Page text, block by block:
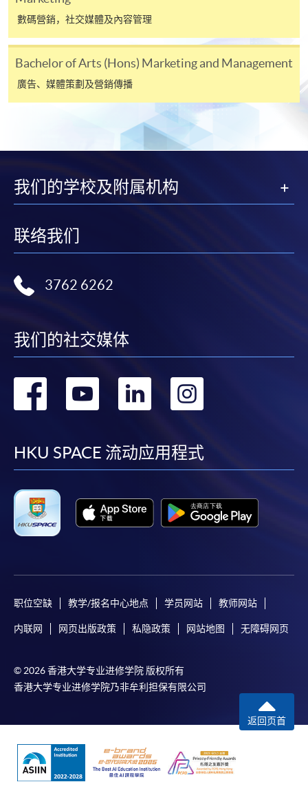
費以及所需證明文件呈交。
[下載報名表SF26]
申請學歷頒授及專業課程可能需要其他資料，報名
表可向報名中心或有關課程負責人索取。填妥申請
表格後，請連同報名費/學費以及所需證明文件親
往報名中心或以郵遞方式遞交。
報讀同一學歷頒授課程內其他單元
​學院為學歷頒授課程特設「註冊及學費通知」，適
用於一般學歷頒授課程。
課程負責人會為學員送上「註冊及學費通知」
有關繳費詳情，請參閱
人或報名中心。
選用網上報名服務必須在已接駁互聯網及支援
JavaScript程式瀏覽器的電腦上進行。建議選用
申請人不應閒置申請超過10分鐘。否則，申請人
必須重新開始整個申請程序。
統處理上為兩個不同的程序，成功付款並不保證成
快與 閣下聯絡。
程/科目只可提交一次申請。
在網上報名過程中，付款成功後，網頁將顯示付款
確認。另外，確認電子郵件亦會發送到 閣下的電
子郵件帳戶。請保留確定回條作日後查詢用途。
除特殊情況(例如課程因報名人數不足而被取消)及
法例規定外，一切已繳費用，概不退還。
數碼營銷，社交媒體及內容管理
Bachelor of Arts (Hons) Marketing and Management
廣告、媒體策劃及營銷傳播
我们的学校及附属机构
联络我们
3762 6262
我们的社交媒体
转
facebook
转
youtube
转
linkedin
HKU SPACE 流动应用程式
职位空缺 教学/报名中心地点 学员网站 教师网站
内联网 网页出版政策 私隐政策 网站地图 无障碍网页
© 2026 香港大学专业进修学院 版权所有
香港大学专业进修学院乃非牟利担保有限公司
返回页首